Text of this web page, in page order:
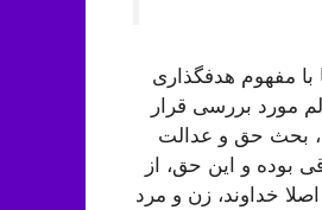
با مفهوم هدفگذاری
مورد بررسی قرار
بحث حق و عدالت
بوده و این حق، از
خداوند، زن و مرد